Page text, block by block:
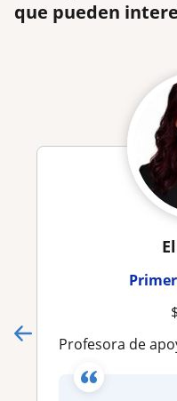
que pueden
$
Profesora de apoyo escolar